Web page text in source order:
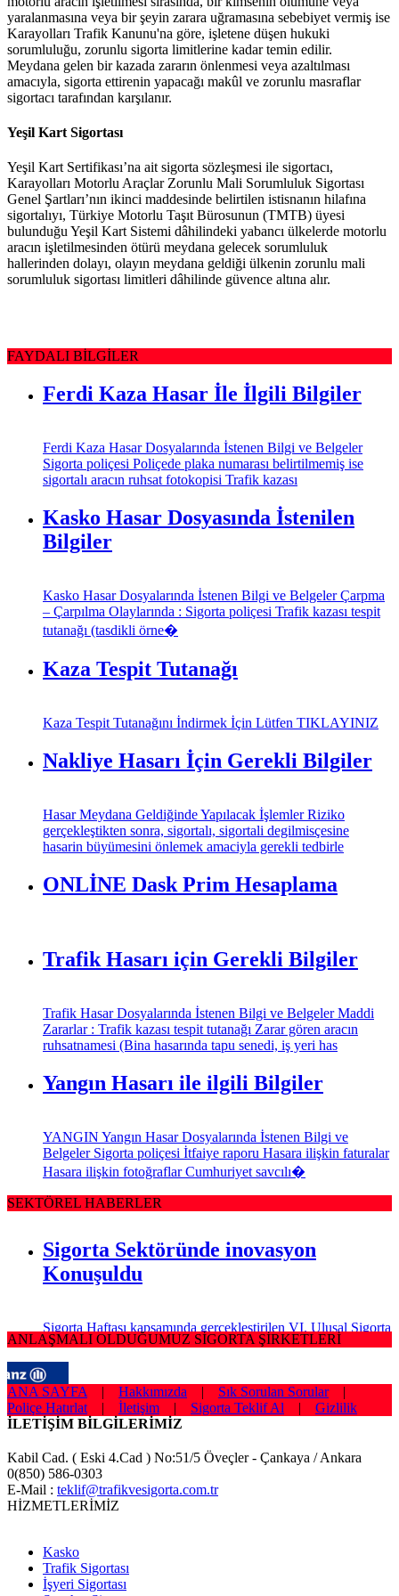
yaralanmasına veya bir şeyin zarara uğramasına sebebiyet vermiş ise
Karayolları Trafik Kanunu'na göre, işletene düşen hukuki
sorumluluğu, zorunlu sigorta limitlerine kadar temin edilir.
Meydana gelen bir kazada zararın önlenmesi veya azaltılması
amacıyla, sigorta ettirenin yapacağı makûl ve zorunlu masraflar
sigortacı tarafından karşılanır.
Yeşil Kart Sigortası
Yeşil Kart Sertifikası’na ait sigorta sözleşmesi ile sigortacı,
Karayolları Motorlu Araçlar Zorunlu Mali Sorumluluk Sigortası
Genel Şartları’nın ikinci maddesinde belirtilen istisnanın hilafına
sigortalıyı, Türkiye Motorlu Taşıt Bürosunun (TMTB) üyesi
bulunduğu Yeşil Kart Sistemi dâhilindeki yabancı ülkelerde motorlu
aracın işletilmesinden ötürü meydana gelecek sorumluluk
hallerinden dolayı, olayın meydana geldiği ülkenin zorunlu mali
sorumluluk sigortası limitleri dâhilinde güvence altına alır.
FAYDALI BİLGİLER
Ferdi Kaza Hasar İle İlgili Bilgiler
Ferdi Kaza Hasar Dosyalarında İstenen Bilgi ve Belgeler
Sigorta poliçesi Poliçede plaka numarası belirtilmemiş ise
sigortalı aracın ruhsat fotokopisi Trafik kazası
Kasko Hasar Dosyasında İstenilen
Bilgiler
Kasko Hasar Dosyalarında İstenen Bilgi ve Belgeler Çarpma
– Çarpılma Olaylarında : Sigorta poliçesi Trafik kazası tespit
tutanağı (tasdikli örne�
Kaza Tespit Tutanağı
Kaza Tespit Tutanağını İndirmek İçin Lütfen TIKLAYINIZ
Nakliye Hasarı İçin Gerekli Bilgiler
Hasar Meydana Geldiğinde Yapılacak İşlemler Riziko
gerçekleştikten sonra, sigortalı, sigortali degilmisçesine
hasarin büyümesini önlemek amaciyla gerekli tedbirle
ONLİNE Dask Prim Hesaplama
Trafik Hasarı için Gerekli Bilgiler
Trafik Hasar Dosyalarında İstenen Bilgi ve Belgeler Maddi
Zararlar : Trafik kazası tespit tutanağı Zarar gören aracın
ruhsatnamesi (Bina hasarında tapu senedi, iş yeri has
Yangın Hasarı ile ilgili Bilgiler
YANGIN Yangın Hasar Dosyalarında İstenen Bilgi ve
Belgeler Sigorta poliçesi İtfaiye raporu Hasara ilişkin faturalar
Hasara ilişkin fotoğraflar Cumhuriyet savcılı�
SEKTÖREL HABERLER
Sigorta Sektöründe inovasyon
Konuşuldu
Sigorta Haftası kapsamında gerçekleştirilen VI. Ulusal Sigorta
Sempozyumu, T.C. Başbakanlık Hazine Müsteşarlığı,
Türkiye Odalar ve Borsalar Birliği (TOBB) ve Türkiye Si
Sağlığım Tamam Sigortası ile Effie
Ödülü!
Hayata geçirdiği ilkleri ve yenilikçi çözümleriyle sigorta
sektörüne öncülük eden AXA Sigorta, reklam ve pazarlama
sektörünün en
Borçluyuz Ama Birikimi Seviyoruz
ANLAŞMALI OLDUĞUMUZ SİGORTA ŞİRKETLERİ
ANA SAYFA | Hakkımızda | Sık Sorulan Sorular|
Poliçe Hatırlat | İletişim | Sigorta Teklif Al | Gizlilik
İLETİŞİM BİLGİLERİMİZ
Kabil Cad. ( Eski 4.Cad ) No:51/5 Öveçler - Çankaya / Ankara
0(850) 586-0303
E-Mail : teklif@trafikvesigorta.com.tr
HİZMETLERİMİZ
Kasko
Trafik Sigortası
İşyeri Sigortası